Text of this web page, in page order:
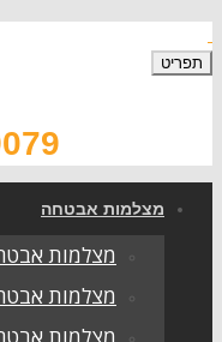
9079
אבטחה
מצלמות אבטחה
מצלמות אבטחה